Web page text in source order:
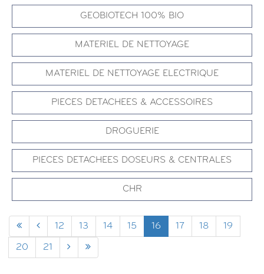
GEOBIOTECH 100% BIO
MATERIEL DE NETTOYAGE
MATERIEL DE NETTOYAGE ELECTRIQUE
PIECES DETACHEES & ACCESSOIRES
DROGUERIE
PIECES DETACHEES DOSEURS & CENTRALES
CHR
12 13 14 15 16 17 18 19
20 21